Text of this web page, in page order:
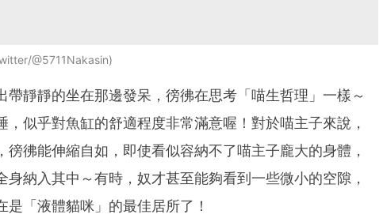
@5711Nakasin
帶靜靜的坐在那邊發呆，徬彿在思考「喵生哲理」一樣～
似乎對魚缸的舒適程度非常滿意喔！對於喵主子來說，
彿能伸縮自如，即使看似容納不了喵主子龐大的身體，
納入其中～有時，奴才甚至能夠看到一些微小的空隙，
「液體貓咪」的最佳居所了！